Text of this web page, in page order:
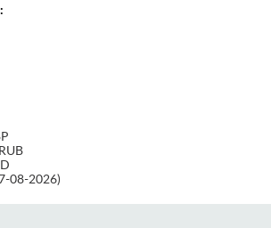
08-2026)